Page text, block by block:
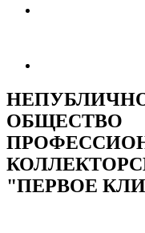
ОБЩЕСТВО
"ПЕРВОЕ